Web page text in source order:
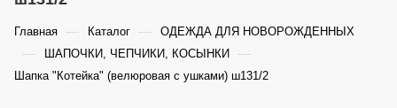
Главная — Каталог — ОДЕЖДА ДЛЯ НОВОРОЖДЕННЫХ
— ШАПОЧКИ, ЧЕПЧИКИ, КОСЫНКИ —
Шапка "Котейка" (велюровая с ушками) ш131/2